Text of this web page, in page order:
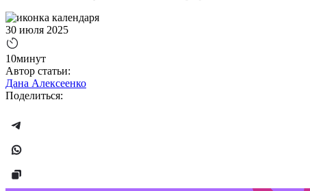
30 июля 2025
10минут
Автор статьи:
Дана Алексеенко
Поделиться: